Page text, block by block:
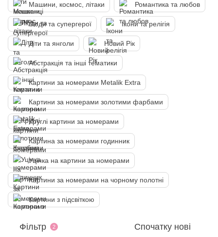
Машини, космос, літаки Романтика та любов
Люди та супергерої Ікони та релігія
Діти та янголи Новий Рік
Абстракція та інші тематики
Картини за номерами Metalik Extra
Картини за номерами золотими фарбами
Круглі картини за номерами
Картина за номерами годинник
Уцінка на картини за номерами
Картини за номерами на чорному полотні
Картини з підсвіткою
Фільтр 2 Спочатку нові